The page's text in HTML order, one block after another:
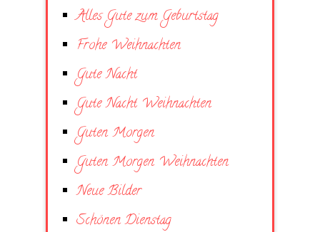
Alles Gute zum Geburtstag
Frohe Weihnachten
Gute Nacht
Gute Nacht Weihnachten
Guten Morgen
Guten Morgen Weihnachten
Neue Bilder
Schönen Dienstag